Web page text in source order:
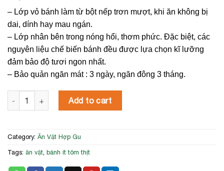
– Lớp vỏ bánh làm từ bột nếp trơn mượt, khi ăn không bị
dai, dính hay mau ngán.
– Lớp nhân bên trong nóng hổi, thơm phức. Đặc biệt, các
nguyên liệu chế biến bánh đều được lựa chọn kĩ lưỡng
đảm bảo độ tươi ngon nhất.
– Bảo quản ngăn mát : 3 ngày, ngăn đông 3 tháng.
Bánh Ít Nhân Tôm Thịt quantity
Add to cart
Category: Ăn Vặt Hợp Gu
Tags: ăn vặt, bánh ít tôm thịt